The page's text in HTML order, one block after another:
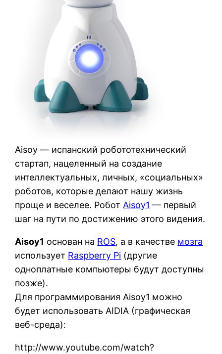
Aisoy — испанский робототехнический
стартап, нацеленный на создание
интеллектуальных, личных, «социальных»
роботов, которые делают нашу жизнь
проще и веселее. РоботAisoy1 — первый
шаг на пути по достижению этого видения.
Aisoy1 основан на ROS, а в качестве мозга
использует Raspberry Pi (другие
одноплатные компьютеры будут доступны
позже).
Для программирования Aisoy1 можно
будет использовать AIDIA (графическая
веб-среда):
http://www.youtube.com/watch?